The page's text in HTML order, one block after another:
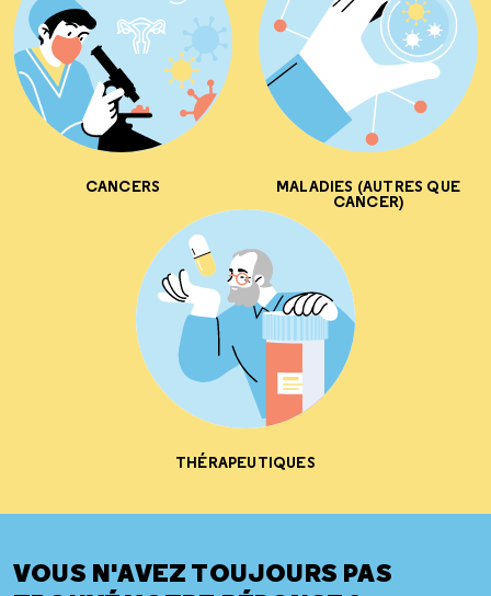
CANCERS MALADIES (AUTRES QUE
CANCER)
THÉRAPEUTIQUES
VOUS N'AVEZ TOUJOURS PAS